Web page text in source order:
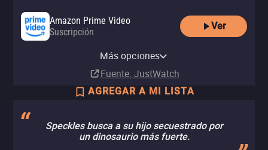
Amazon Prime Video
Suscripción
Ver
Amazon Video
Apple TV Store
Más opciones
Fuente: JustWatch
AGREGAR A MI LISTA
Speckles busca a su hijo secuestrado por
un dinosaurio más fuerte.